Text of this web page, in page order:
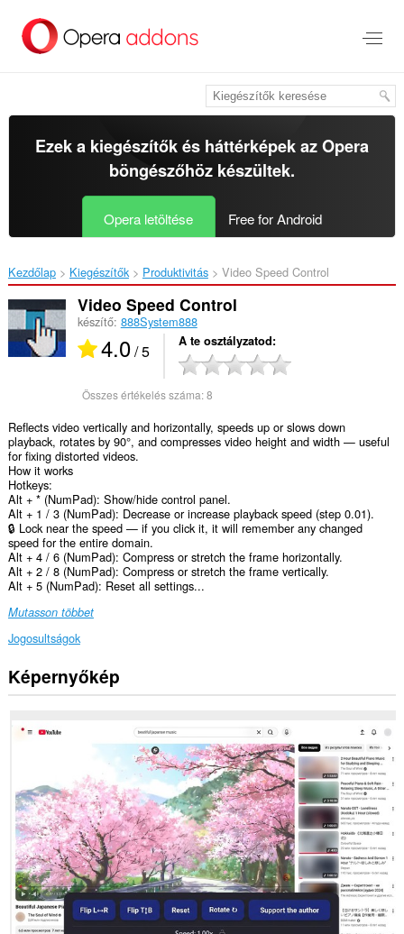
Ezek a kiegészítők és háttérképek azOpera
böngészőhözkészültek.
Opera letöltése Free for Android
Kezdőlap Kiegészítők Produktivitás Video Speed Control‎
Video Speed Control
készítő: 888System888
4.0/ 5 A te osztályzatod
Összes értékelés száma:8
Reflects video vertically and horizontally, speeds up or slows down
playback, rotates by 90°, and compresses video height and width — useful
for fixing distorted videos.
How it works
Hotkeys:
Alt + * (NumPad): Show/hide control panel.
Alt + 1 / 3 (NumPad): Decrease or increase playback speed (step 0.01).
🔒 Lock near the speed — if you click it, it will remember any changed
speed for the entire domain.
Alt + 4 / 6 (NumPad): Compress or stretch the frame horizontally.
Alt + 2 / 8 (NumPad): Compress or stretch the frame vertically.
Alt + 5 (NumPad): Reset all settings...
Mutasson többet
Jogosultságok
Ez
a
webhelyen.
Képernyőkép